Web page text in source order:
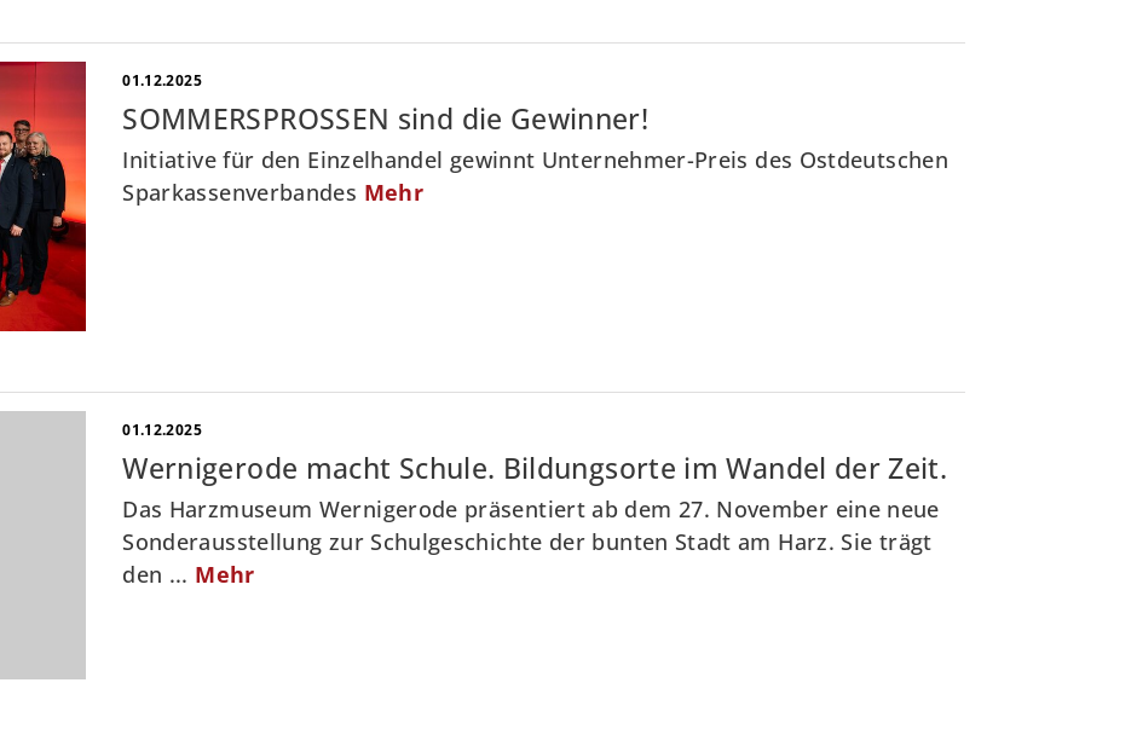
01.12.2025
SOMMERSPROSSEN sind die Gewinner!
Initiative für den Einzelhandel gewinnt Unternehmer-Preis des Ostdeutschen
Sparkassenverbandes Mehr
01.12.2025
Wernigerode macht Schule. Bildungsorte im Wandel der Zeit.
Das Harzmuseum Wernigerode präsentiert ab dem 27. November eine neue
Sonderausstellung zur Schulgeschichte der bunten Stadt am Harz. Sie trägt
den ... Mehr